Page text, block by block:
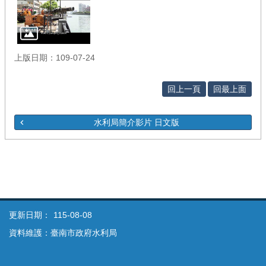
上版日期：109-07-24
回上一頁 回最上面
水利局簡介影片 日文版
更新日期：
115-08-08
資料維護：臺南市政府水利局